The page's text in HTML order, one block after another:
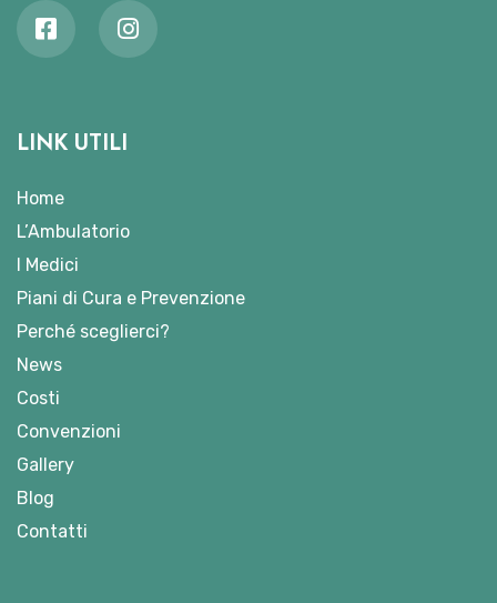
LINK UTILI
Home
L’Ambulatorio
I Medici
Piani di Cura e Prevenzione
Perché sceglierci?
News
Costi
Convenzioni
Gallery
Blog
Contatti